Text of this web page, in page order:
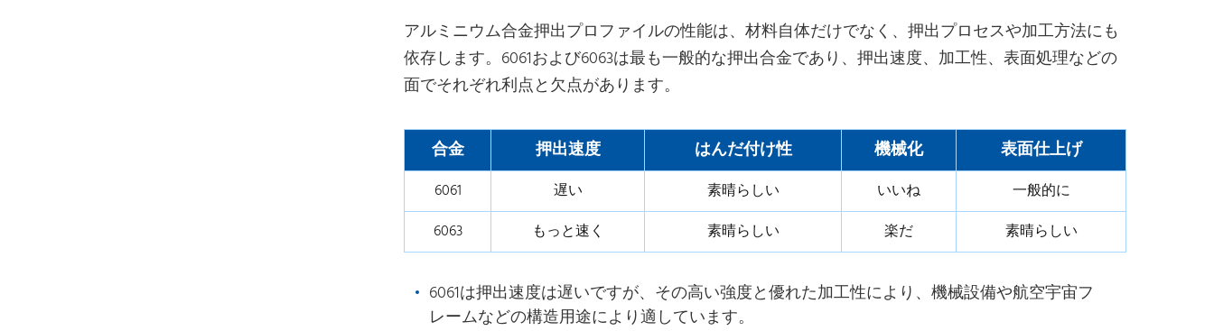
アルミニウム合金押出プロファイルの性能は、材料自体だけでなく、押出プロセスや加工方法にも
依存します。6061および6063は最も一般的な押出合金であり、押出速度、加工性、表面処理などの
面でそれぞれ利点と欠点があります。
合金 押出速度 はんだ付け性 機械化 表面仕上げ
6061 遅い 素晴らしい いいね
一般的に
6063
もっと速く 素晴らしい 楽だ 素晴らしい
6061は押出速度は遅いですが、その高い強度と優れた加工性により、機械設備や航空宇宙フ
レームなどの構造用途により適しています。